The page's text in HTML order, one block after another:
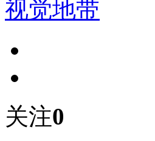
视觉地带
关注0